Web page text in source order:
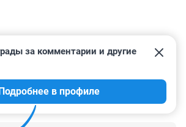
8
за комментарии и другие
в профиле